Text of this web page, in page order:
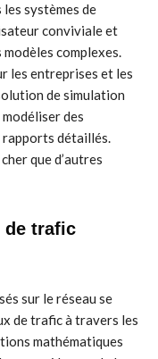
les systèmes de
conviviale et
complexes.
les entreprises et les
de simulation
des
rapports détaillés.
que d’autres
de trafic
sur le réseau se
de trafic à travers les
mathématiques